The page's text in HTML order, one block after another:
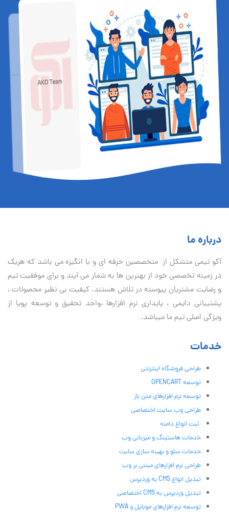
درباره ما
آكو تيمی متشکل از متخصصین حرفه ای و با انگیزه می باشد که هریک
در زمینه تخصصی خود از بهترین ها به شمار می آیند و برای موفقیت تيم
و رضایت مشتریان پیوسته در تلاش هستند. کیفیت بی نظير محصولات ،
پشتیبانی دايمی ، پایداری نرم افزارها ،واحد تحقیق و توسعه پویا از
ویژگی اصلی تیم ما میباشد.
خدمات
طراحی فروشگاه اینترنتی
توسعه OPENCART
توسعه نرم افزارهای متن باز
طراحی وب سایت اختصاصی
ثبت انواع دامنه
خدمات هاستینگ و میزبانی وب
خدمات سئو و بهینه سازی سایت
طراحی نرم افزارهای مبتنی بر وب
تبدیل انواع CMS به وردپرس
تبدیل وردپرس به CMS اختصاصی
توسعه نرم افزارهای موبایل و PWA